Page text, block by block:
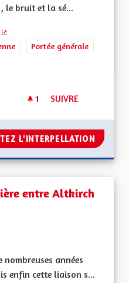
le bruit et la sé...
(Lien externe)Portée générale
1 1 ABONNÉ
SUIVRE
L'INTERPELLATION
entre Altkirch
années
enfin cette liaison s...